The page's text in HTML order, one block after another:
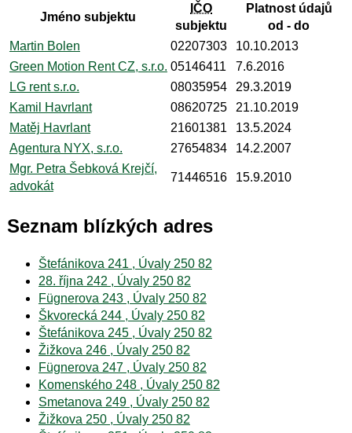
Jméno subjektu
IČO
subjektu
Platnost údajů
od - do
Martin Bolen
02207303
10.10.2013
Green Motion Rent CZ, s.r.o. 05146411
7.6.2016
LG rent s.r.o.
08035954
29.3.2019
Kamil Havrlant
08620725
21.10.2019
Matěj Havrlant
21601381
13.5.2024
Agentura NYX, s.r.o.
27654834
14.2.2007
Mgr. Petra Šebková Krejčí,
advokát
71446516 15.9.2010
Seznam blízkých adres
Štefánikova 241 , Úvaly 250 82
28. října 242 , Úvaly 250 82
Fügnerova 243 , Úvaly 250 82
Škvorecká 244 , Úvaly 250 82
Štefánikova 245 , Úvaly 250 82
Žižkova 246 , Úvaly 250 82
Fügnerova 247 , Úvaly 250 82
Komenského 248 , Úvaly 250 82
Smetanova 249 , Úvaly 250 82
Žižkova 250 , Úvaly 250 82